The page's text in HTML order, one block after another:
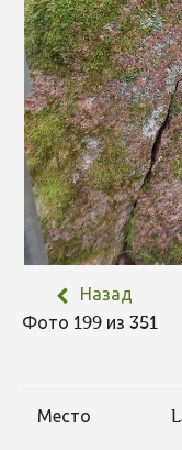
Назад
Фото 199 из 351
Место